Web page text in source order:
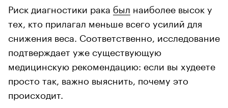
Риск диагностики рака был наиболее высок у
тех, кто прилагал меньше всего усилий для
снижения веса. Соответственно, исследование
подтверждает уже существующую
медицинскую рекомендацию: если вы худеете
просто так, важно выяснить, почему это
происходит.